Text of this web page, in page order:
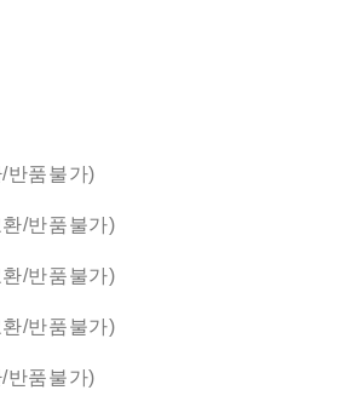
반품불가)
/반품불가)
/반품불가)
/반품불가)
반품불가)